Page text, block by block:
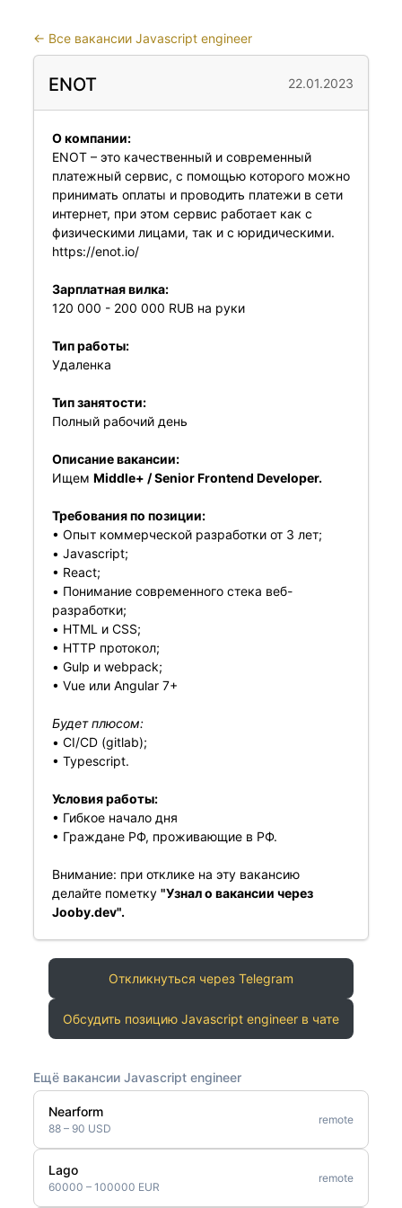
← Все вакансии Javascript engineer
ENOT 22.01.2023
О компании:
ENOT – это качественный и современный
платежный сервис, с помощью которого можно
принимать оплаты и проводить платежи в сети
интернет, при этом сервис работает как с
физическими лицами, так и с юридическими.
https://enot.io/
Зарплатная вилка:
120 000 - 200 000 RUB на руки
Тип работы:
Удаленка
Тип занятости:
Полный рабочий день
Описание вакансии:
Ищем Middle+ / Senior Frontend Developer.
Требования по позиции:
• Опыт коммерческой разработки от 3 лет;
• Javascript;
• React;
• Понимание современного стека веб-
разработки;
• HTML и CSS;
• HTTP протокол;
• Gulp и webpack;
• Vue или Angular 7+
Будет плюсом:
• CI/CD (gitlab);
• Typescript.
Условия работы:
• Гибкое начало дня
• Граждане РФ, проживающие в РФ.
Внимание: при отклике на эту вакансию
делайте пометку "Узнал о вакансии через
Jooby.dev".
Откликнуться через Telegram
Обсудить позицию Javascript engineer в чате
Ещё вакансии Javascript engineer
Nearform
88 – 90 USD
remote
Lago
60000 – 100000 EUR
remote